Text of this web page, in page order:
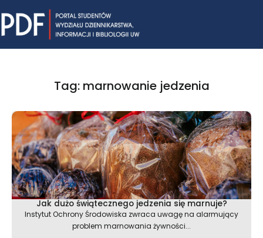
to
content
Tag: marnowanie jedzenia
Jak dużo świątecznego jedzenia się marnuje?
Instytut Ochrony Środowiska zwraca uwagę na alarmujący
problem marnowania żywności...